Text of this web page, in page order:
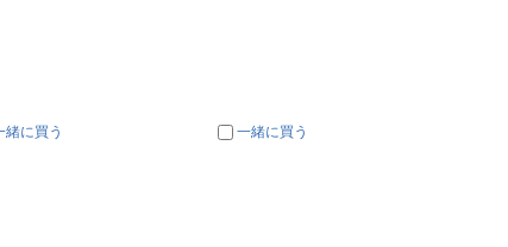
緒に買う 一緒に買う